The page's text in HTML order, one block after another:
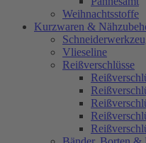
Weihnachtsstoffe
Kurzwaren &
Vlieseline
Reißverschlüsse